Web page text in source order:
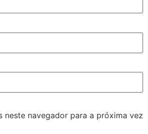
neste navegador para a próxima vez